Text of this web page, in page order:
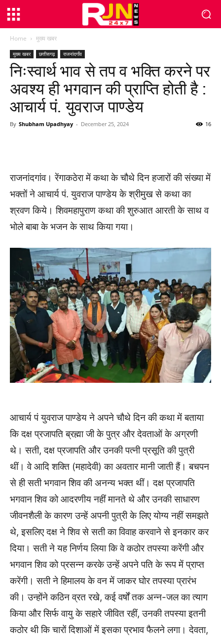
Home मुख्य खबर
मुख्य खबर छत्तीसगढ़ राजनांदगाँव
निःस्वार्थ भाव से तप व भक्ति करने पर
अवश्य ही भगवान की प्राप्ति होती है :
आचार्य पं. युवराज पाण्डेय
By Shubham Upadhyay - December 25, 2024 16
राजनांदगांव। रेंगाकठेरा में कथा के चौथे दिन हजारों की संख्या में
भक्तों ने आचार्य पं. युवराज पाण्डेय के श्रीमुख से कथा का
श्रवण किये। शिवमहापुराण कथा की शुरुआत आरती के साथ व
भोले बाबा के भजन के साथ किया गया।
आचार्य पं युवराज पाण्डेय ने अपने चौथे दिन की कथा में बताया
कि दक्ष प्रजापति ब्रह्मा जी के पुत्र और देवताओं के अग्रणी
थे। सती, दक्ष प्रजापति और उनकी पत्नी प्रसूति की पुत्री
थीं। वे आदि शक्ति (महादेवी) का अवतार मानी जाती हैं। बचपन
से ही सती भगवान शिव की अनन्य भक्त थीं। दक्ष प्रजापति
भगवान शिव को आदरणीय नहीं मानते थे और उनकी साधारण
जीवनशैली के कारण उन्हें अपनी पुत्री के लिए योग्य नहीं समझते
थे, इसलिए दक्ष ने शिव से सती का विवाह करवाने से इनकार कर
दिया। सती ने यह निर्णय लिया कि वे कठोर तपस्या करेंगी और
भगवान शिव को प्रसन्न करके उन्हें अपने पति के रूप में प्राप्त
करेंगी। सती ने हिमालय के वन में जाकर घोर तपस्या प्रारंभ
की। उन्होंने कठिन व्रत रखे, कई वर्षों तक अन्न-जल का त्याग
किया और सिर्फ वायु के सहारे जीवित रहीं, उनकी तपस्या इतनी
कठोर थी कि चारों दिशाओं में इसका प्रभाव फैलने लगा। देवता,